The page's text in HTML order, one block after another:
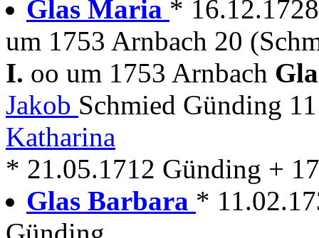
Glas Maria *
um 1753 Arnbach 20
I. oo um 1753 Arnbach
Jakob Schmied Günding
Katharina
* 21.05.1712 Günding +
Glas Barbara *